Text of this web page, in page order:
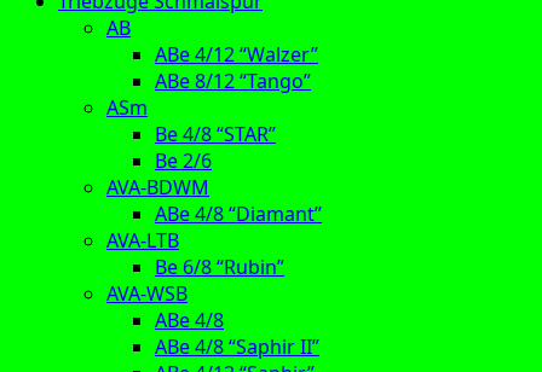
AB
ABe 4/12 “Walzer”
ABe 8/12 “Tango”
ASm
Be 4/8 “STAR”
Be 2/6
AVA-BDWM
ABe 4/8 “Diamant”
AVA-LTB
Be 6/8 “Rubin”
AVA-WSB
ABe 4/8
ABe 4/8 “Saphir II”